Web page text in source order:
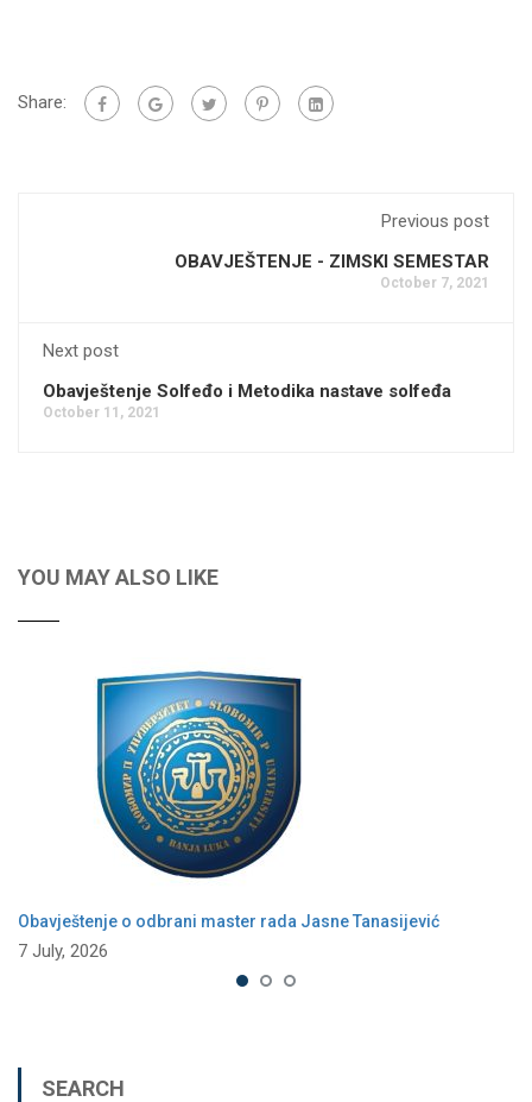
Share:
Previous post
OBAVJEŠTENJE - ZIMSKI SEMESTAR
October 7, 2021
Next post
Obavještenje Solfeđo i Metodika nastave solfeđa
October 11, 2021
YOU MAY ALSO LIKE
Obavještenje o odbrani master rada Jasne Tanasijević
7 July, 2026
SEARCH